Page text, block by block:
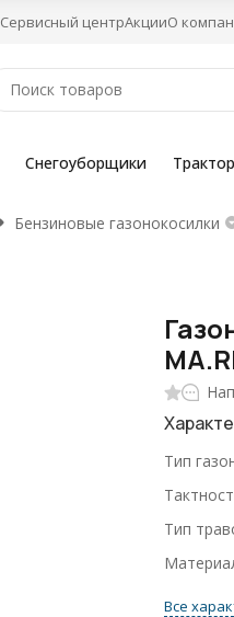
Сервисный центрАкцииО
Снегоуборщики
Бензиновые газонокосилки
Тип
Тип
Все